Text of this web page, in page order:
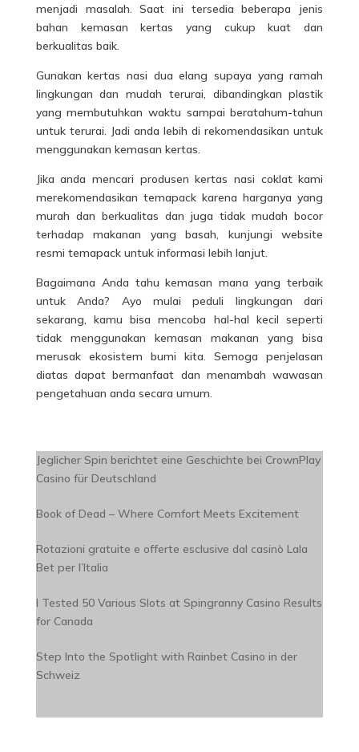
menjadi masalah. Saat ini tersedia beberapa jenis
bahan kemasan kertas yang cukup kuat dan
berkualitas baik.
Gunakan kertas nasi dua elang supaya yang ramah
lingkungan dan mudah terurai, dibandingkan plastik
yang membutuhkan waktu sampai beratahum-tahun
untuk terurai. Jadi anda lebih di rekomendasikan untuk
menggunakan kemasan kertas.
Jika anda mencari produsen kertas nasi coklat kami
merekomendasikan temapack karena harganya yang
murah dan berkualitas dan juga tidak mudah bocor
terhadap makanan yang basah, kunjungi website
resmi temapack untuk informasi lebih lanjut.
Bagaimana Anda tahu kemasan mana yang terbaik
untuk Anda? Ayo mulai peduli lingkungan dari
sekarang, kamu bisa mencoba hal-hal kecil seperti
tidak menggunakan kemasan makanan yang bisa
merusak ekosistem bumi kita. Semoga penjelasan
diatas dapat bermanfaat dan menambah wawasan
pengetahuan anda secara umum.
Jeglicher Spin berichtet eine Geschichte bei CrownPlay
Casino für Deutschland
Book of Dead – Where Comfort Meets Excitement
Rotazioni gratuite e offerte esclusive dal casinò Lala
Bet per l’Italia
I Tested 50 Various Slots at Spingranny Casino Results
for Canada
Step Into the Spotlight with Rainbet Casino in der
Schweiz